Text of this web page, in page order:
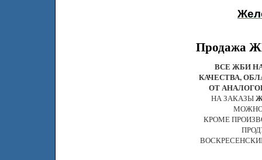
Продажа
ВСЕ ЖБИ
КАЧЕСТВА,
ОТ
НА ЗАКАЗЫ
МОЖНО
КРОМЕ